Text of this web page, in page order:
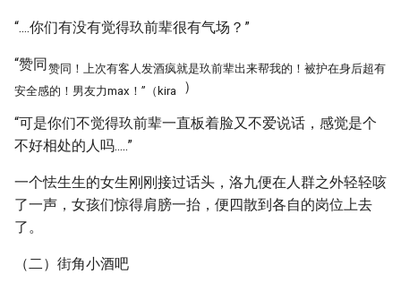
“....你们有没有觉得玖前辈很有气场？”
“赞同赞同！上次有客人发酒疯就是玖前辈出来帮我的！被护在身后超有
安全感的！男友力max！”（kira
）
“可是你们不觉得玖前辈一直板着脸又不爱说话，感觉是个
不好相处的人吗.....”
一个怯生生的女生刚刚接过话头，洛九便在人群之外轻轻咳
了一声，女孩们惊得肩膀一抬，便四散到各自的岗位上去
了。
（二）街角小酒吧